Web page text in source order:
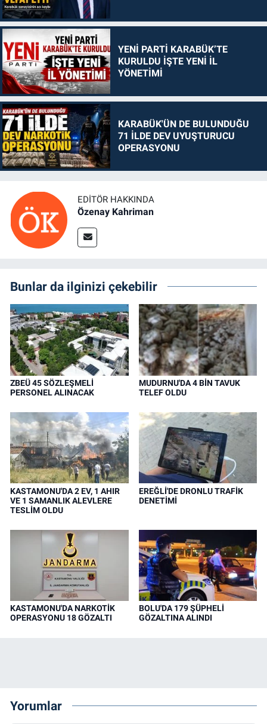
YENİ PARTİ KARABÜK’TE
KURULDU İŞTE YENİ İL
YÖNETİMİ
KARABÜK'ÜN DE BULUNDUĞU
71 İLDE DEV UYUŞTURUCU
OPERASYONU
EDITÖR HAKKINDA
Özenay Kahriman
Bunlar da ilginizi çekebilir
ZBEÜ 45 SÖZLEŞMELİ
PERSONEL ALINACAK
MUDURNU'DA 4 BİN TAVUK
TELEF OLDU
KASTAMONU'DA 2 EV, 1 AHIR
VE 1 SAMANLIK ALEVLERE
TESLİM OLDU
EREĞLİ'DE DRONLU TRAFİK
DENETİMİ
KASTAMONU'DA NARKOTİK
OPERASYONU 18 GÖZALTI
BOLU'DA 179 ŞÜPHELİ
GÖZALTINA ALINDI
Yorumlar